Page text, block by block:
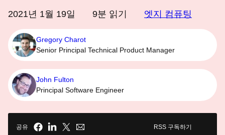
2021년 1월 19일 9분 읽기 엣지 컴퓨팅
Gregory Charot
Senior Principal Technical Product Manager
John Fulton
Principal Software Engineer
공유 RSS 구독하기